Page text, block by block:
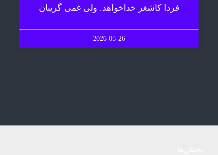
فردا کاشغر خداخواهد. ولی غمی گریبان
2026-05-26